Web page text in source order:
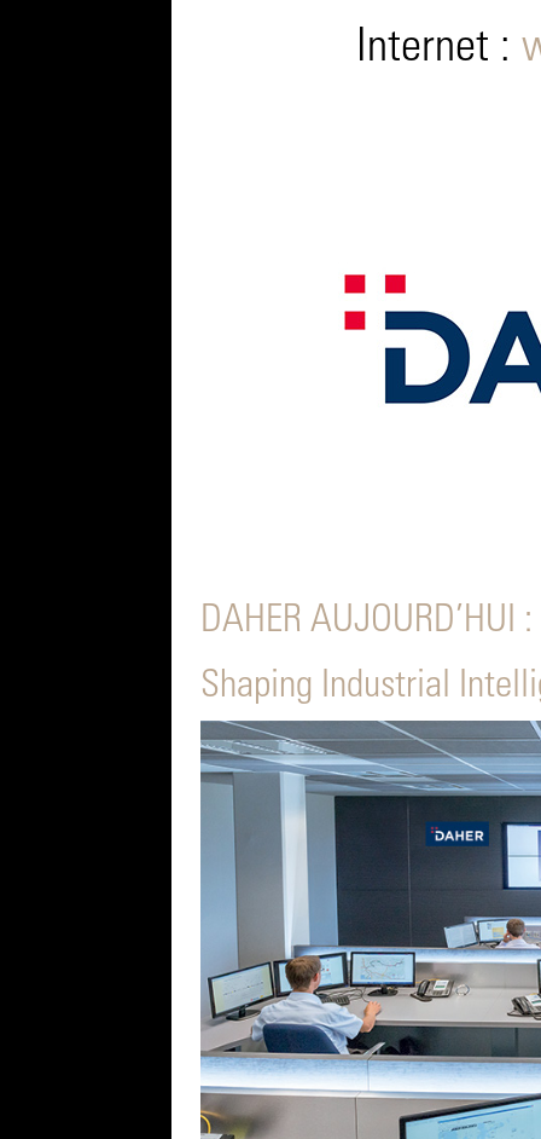
Internet :
DAHER AUJOURD’HUI :
Shaping Industrial